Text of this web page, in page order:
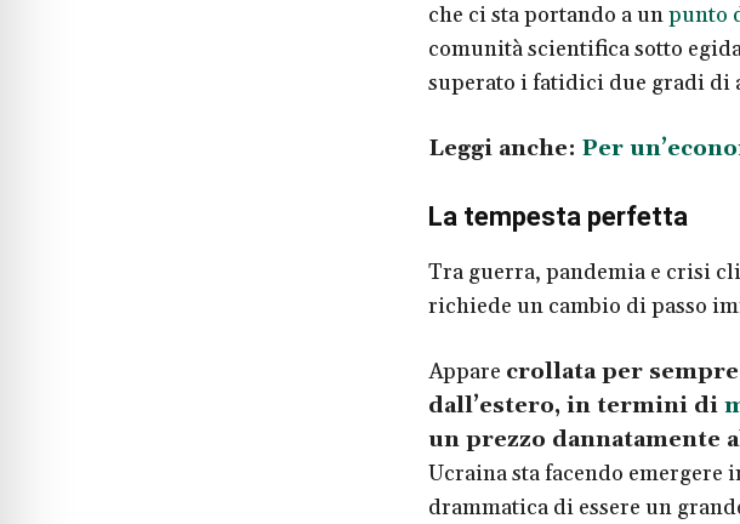
che ci sta portando a unpunto
comunità scientifica sotto
superato i fatidici due gradi di
Leggi anche: Per
La tempesta perfetta
Tra guerra, pandemia e crisi
richiede un cambio di passo
Appare crollata per
dall’estero, in termini di
un prezzo dannatamente
Ucraina sta facendo
drammatica di essere un